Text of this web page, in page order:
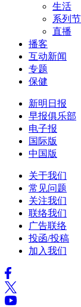
生活
系列
直播
播客
互动新闻
专题
保健
新明日报
早报俱乐部
电子报
国际版
中国版
关于我们
常见问题
关注我们
联络我们
广告联络
投函/投稿
加入我们